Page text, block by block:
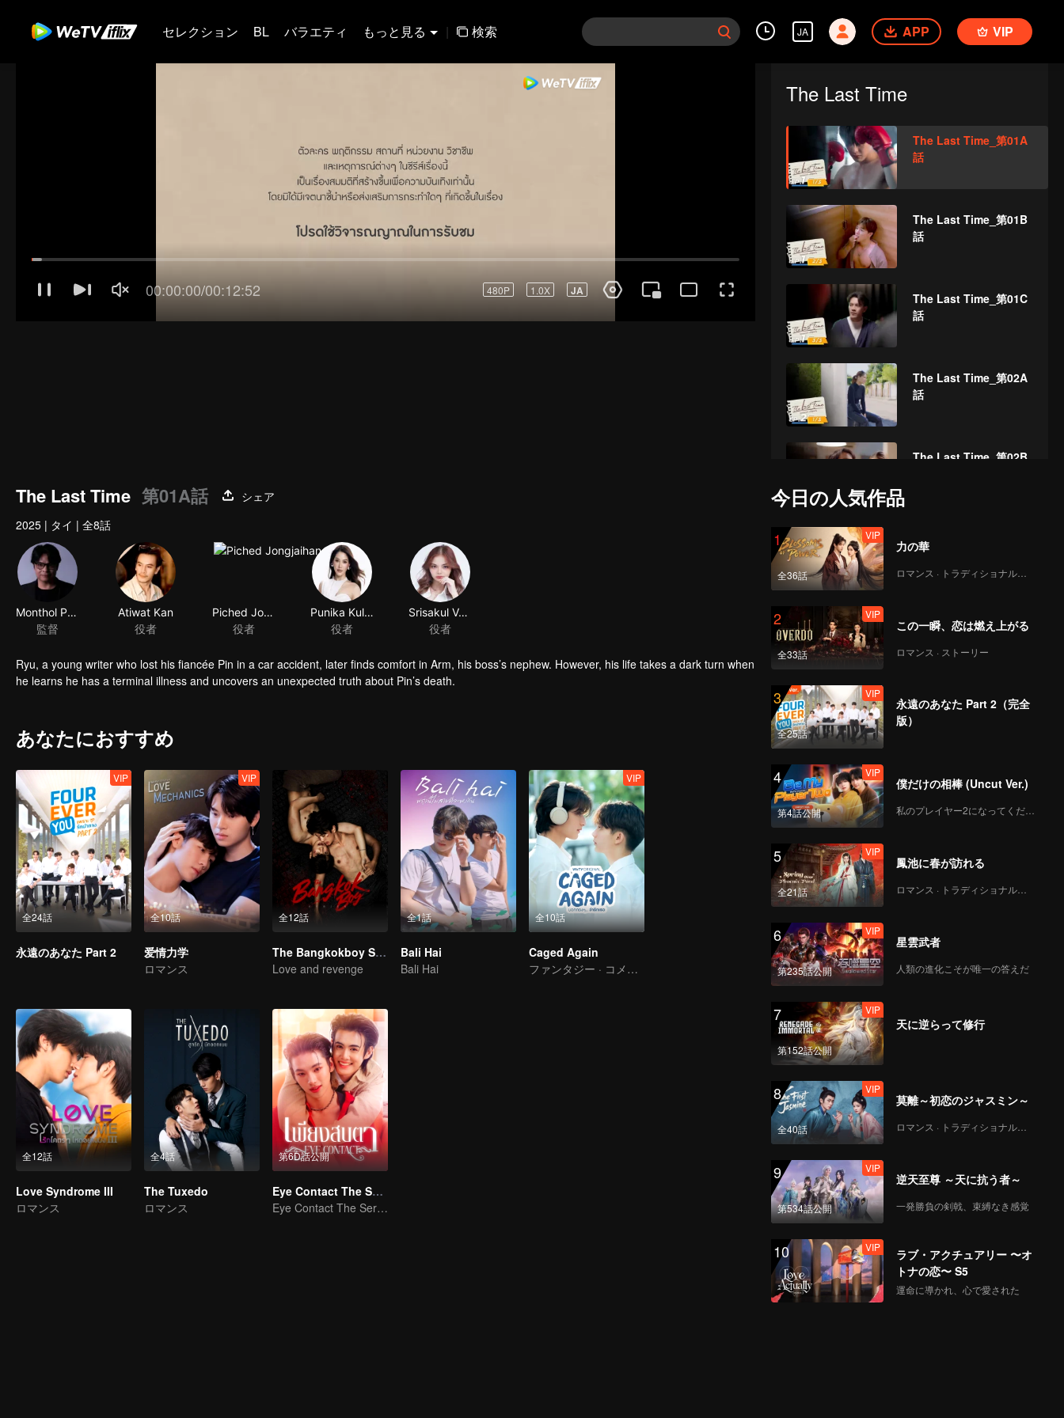
セレクション BL バラエティ もっと見る | 検索 JA APP VIP
The Last Time
The Last Time_第01A
話
The Last Time_第01B
話
The Last Time_第01C
話
The Last Time_第02A
話
The Last Time_第02B
話
話
The Last Time_第03B
話
話
話
話
話
話
話
The Last Time_第05C
話
The Last Time 第01A話
シェア
2025 | タイ | 全8話
Monthol Pakdeesuwan
監督
Atiwat Kan
役者
Piched Jongjaihan
役者
Punika Kulsoontornrut
役者
Srisakul Vanasatid
役者
Ryu, a young writer who lost his fiancée Pin in a car accident, later finds comfort in Arm, his boss’s nephew. However, his life takes a dark turn when
he learns he has a terminal illness and uncovers an unexpected truth about Pin’s death.
あなたにおすすめ
全24話
VIP
永遠のあなた Part 2
全10話
VIP
爱情力学
ロマンス
全12話
The Bangkokboy Series
Love and revenge
全1話
Bali Hai
Bali Hai
全10話
VIP
Caged Again
ファンタジー · コメディー
全12話
Love Syndrome III
ロマンス
全4話
The Tuxedo
ロマンス
第6D話公開
Eye Contact The Series
Eye Contact The Series
今日の人気作品
1
全36話
VIP
力の華
ロマンス · トラディショナル・コスチューム
2
全33話
VIP
この一瞬、恋は燃え上がる
ロマンス · ストーリー
3
全25話
VIP
永遠のあなた Part 2（完全
版）
4
第4話公開
VIP
僕だけの相棒 (Uncut Ver.)
私のプレイヤー2になってください
5
全21話
VIP
鳳池に春が訪れる
ロマンス · トラディショナル・コスチューム
6
第235話公開
VIP
星雲武者
人類の進化こそが唯一の答えだ
7
第152話公開
VIP
天に逆らって修行
8
全40話
VIP
莫離～初恋のジャスミン～
ロマンス · トラディショナル・コスチューム
9
第534話公開
VIP
逆天至尊 ～天に抗う者～
一発勝負の剣戟、束縛なき感覚
10 VIP
ラブ・アクチュアリー 〜オ
トナの恋〜 S5
運命に導かれ、心で愛された